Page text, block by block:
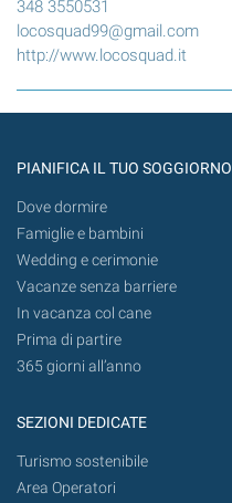
348 3550531
locosquad99@gmail.com
http://www.locosquad.it
PIANIFICA IL TUO SOGGIORNO
Dove dormire
Famiglie e bambini
Wedding e cerimonie
Vacanze senza barriere
In vacanza col cane
Prima di partire
365 giorni all’anno
SEZIONI DEDICATE
Turismo sostenibile
Area Operatori